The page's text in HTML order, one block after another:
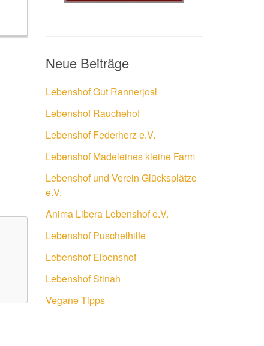
Neue Beiträge
Lebenshof Gut Rannerjosl
Lebenshof Rauchehof
Lebenshof Federherz e.V.
Lebenshof Madeleines kleine Farm
Lebenshof und Verein Glücksplätze
e.V.
Anima Libera Lebenshof e.V.
Lebenshof Puschelhilfe
Lebenshof Eibenshof
Lebenshof Stinah
Vegane Tipps